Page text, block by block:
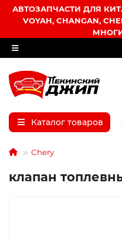
АВТОЗАПЧАСТИ ДЛЯ
VOYAH, CHANGAN,
Каталог товаров
Chery
клапан